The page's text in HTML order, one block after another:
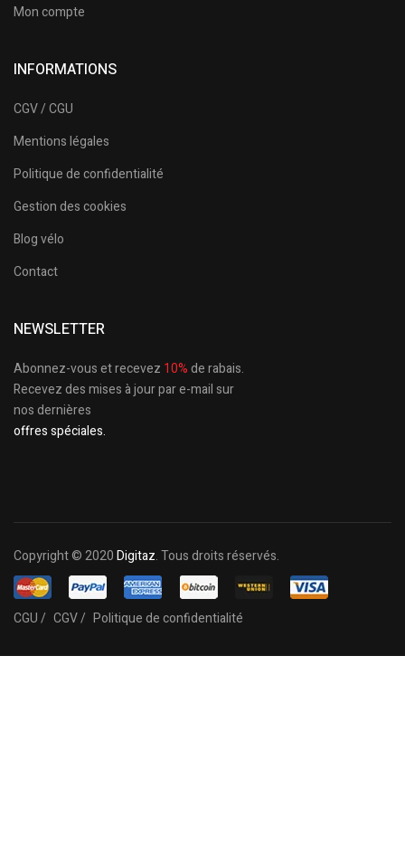
Mon compte
INFORMATIONS
CGV / CGU
Mentions légales
Politique de confidentialité
Gestion des cookies
Blog vélo
Contact
NEWSLETTER
Abonnez-vous et recevez 10%de rabais.
Recevez des mises à jour par e-mail sur
nos dernières
offres spéciales.
Copyright © 2020Digitaz. Tous droits réservés.
CGU / CGV / Politique de confidentialité